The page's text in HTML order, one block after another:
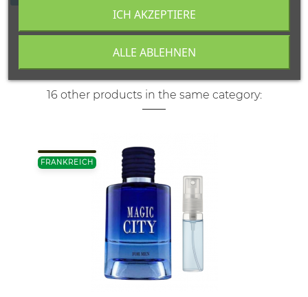
16 other products in the same category:
FRANKREICH
ALLE ABLEHNEN
ICH AKZEPTIERE